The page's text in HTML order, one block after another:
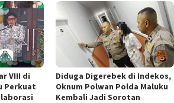
VIII di
Perkuat
Diduga Digerebek di Indekos,
Oknum Polwan Polda Maluku
Kembali Jadi Sorotan